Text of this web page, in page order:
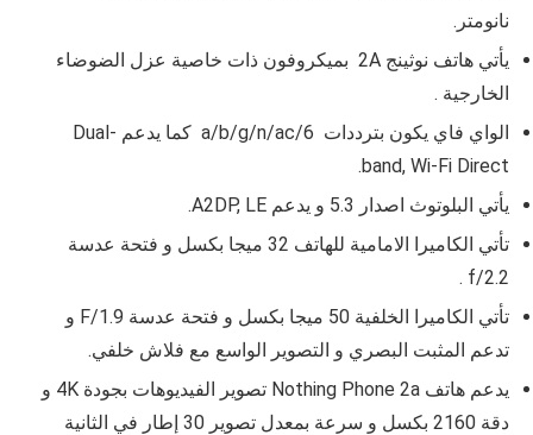
نانومتر.
يأتي هاتف نوثينج 2A
بميكروفون ذات خاصية عزل الضوضاء
الخارجية .
الواي فاي يكون بترددات
Dual-
band, Wi-Fi Direct.
يأتي البلوتوث اصدار 5.3 و يدعم A2DP, LE
.
تأتي الكاميرا الامامية للهاتف 32 ميجا بكسل و فتحة عدسة
f/2.2
.
تأتي الكاميرا الخلفية
50 ميجا بكسل و فتحة عدسة F/1.9 و
تدعم المثبت البصري و التصوير الواسع مع فلاش خلفي.
يدعم هاتف Nothing Phone 2a تصوير الفيديوهات بجودة 4K و
دقة 2160 بكسل
و سرعة بمعدل تصوير 30 إطار في الثانية